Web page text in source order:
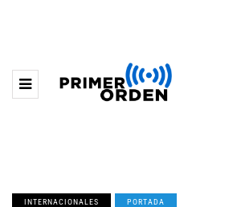
INTERNACIONALES PORTADA